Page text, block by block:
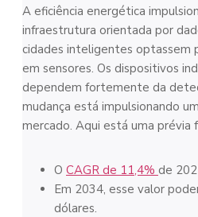
A eficiência energética
infraestrutura orientada por
cidades inteligentes optassem
em sensores. Os dispositivos
dependem fortemente da
mudança está impulsionando
mercado. Aqui está uma prévia
O CAGR de 11,4% de
Em 2034, esse valor
dólares.